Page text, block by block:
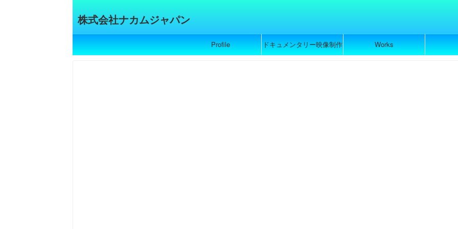
株式会社ナカムジャパン
Profile ドキュメンタリー映像制作 Works